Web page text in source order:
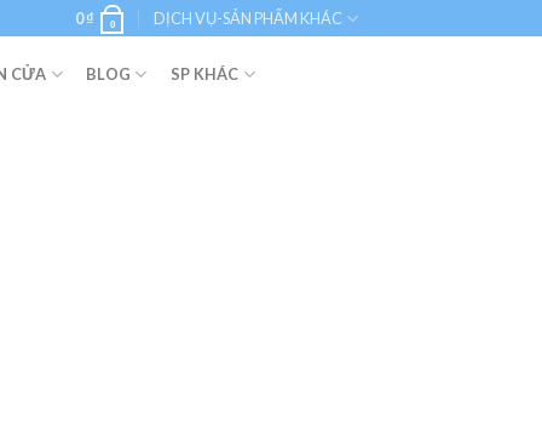
0₫ 0 DỊCH VỤ-SẢN PHẨM KHÁC
CỬA BLOG SP KHÁC